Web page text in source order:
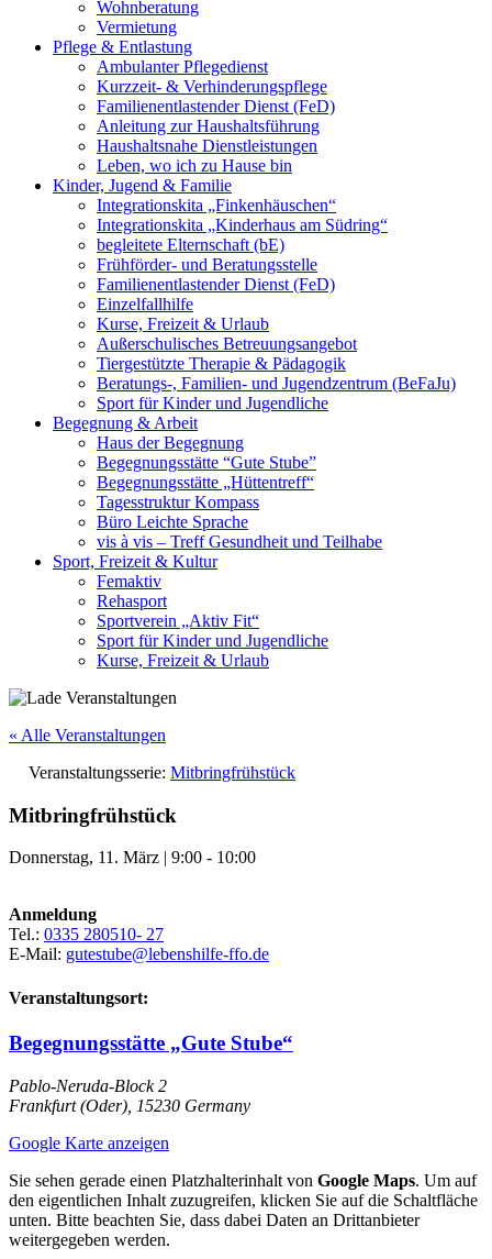
Wohnberatung
Vermietung
Pflege & Entlastung
Ambulanter Pflegedienst
Kurzzeit- & Verhinderungspflege
Familienentlastender Dienst (FeD)
Anleitung zur Haushaltsführung
Haushaltsnahe Dienstleistungen
Leben, wo ich zu Hause bin
Kinder, Jugend & Familie
Integrationskita „Finkenhäuschen“
Integrationskita „Kinderhaus am Südring“
begleitete Elternschaft (bE)
Frühförder- und Beratungsstelle
Familienentlastender Dienst (FeD)
Einzelfallhilfe
Kurse, Freizeit & Urlaub
Außerschulisches Betreuungsangebot
Tiergestützte Therapie & Pädagogik
Beratungs-, Familien- und Jugendzentrum (BeFaJu)
Sport für Kinder und Jugendliche
Begegnung & Arbeit
Haus der Begegnung
Begegnungsstätte “Gute Stube”
Begegnungsstätte „Hüttentreff“
Tagesstruktur Kompass
Büro Leichte Sprache
vis à vis – Treff Gesundheit und Teilhabe
Sport, Freizeit & Kultur
Femaktiv
Rehasport
Sportverein „Aktiv Fit“
Sport für Kinder und Jugendliche
Kurse, Freizeit & Urlaub
« Alle Veranstaltungen
Veranstaltungsserie: Mitbringfrühstück
Mitbringfrühstück
Donnerstag, 11. März | 9:00 - 10:00
Anmeldung
Tel.: 0335 280510- 27
E-Mail: gutestube@lebenshilfe-ffo.de
Veranstaltungsort:
Begegnungsstätte „Gute Stube“
Pablo-Neruda-Block 2
Frankfurt (Oder) 15230 Germany
Google Karte anzeigen
Sie sehen gerade einen Platzhalterinhalt von Google Maps. Um auf
den eigentlichen Inhalt zuzugreifen, klicken Sie auf die Schaltfläche
unten. Bitte beachten Sie, dass dabei Daten an Drittanbieter
weitergegeben werden.